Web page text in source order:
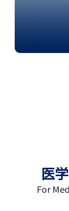
医
For